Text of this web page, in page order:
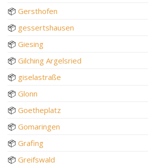
📦 Gersthofen
📦 gessertshausen
📦 Giesing
📦 Gilching Argelsried
📦 giselastraße
📦 Glonn
📦 Goetheplatz
📦 Gomaringen
📦 Grafing
📦 Greifswald